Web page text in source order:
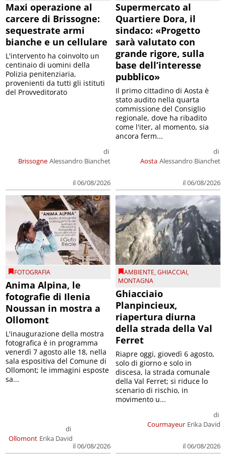
Maxi operazione al
carcere di Brissogne:
sequestrate armi
bianche e un cellulare
Brissogne
di
Alessandro Bianchet
il 06/08/2026
L'intervento ha coinvolto un
centinaio di uomini della
Polizia penitenziaria,
provenienti da tutti gli istituti
del Provveditorato
Supermercato al
Quartiere Dora, il
sindaco: «Progetto
sarà valutato con
grande rigore, sulla
base dell’interesse
pubblico»
Aosta
di
Alessandro Bianchet
il 06/08/2026
Il primo cittadino di Aosta è
stato audito nella quarta
commissione del Consiglio
regionale, dove ha ribadito
come l'iter, al momento, sia
ancora ferm...
FOTOGRAFIA
Anima Alpina, le
fotografie di Ilenia
Noussan in mostra a
Ollomont
Ollomont
di
Erika David
il 06/08/2026
L'inaugurazione della mostra
fotografica è in programma
venerdì 7 agosto alle 18, nella
sala espositiva del Comune di
Ollomont; le immagini esposte
sa...
AMBIENTE,GHIACCIAI,
MONTAGNA
Ghiacciaio
Planpincieux,
riapertura diurna
della strada della Val
Ferret
Courmayeur
di
Erika David
il 06/08/2026
Riapre oggi, giovedì 6 agosto,
solo di giorno e solo in
discesa, la strada comunale
della Val Ferret; si riduce lo
scenario di rischio, in
movimento u...